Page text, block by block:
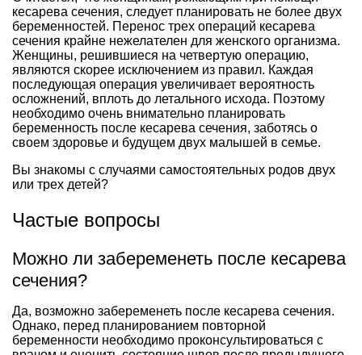
кесарева сечения, следует планировать не более двух
беременностей. Перенос трех операций кесарева
сечения крайне нежелателен для женского организма.
Женщины, решившиеся на четвертую операцию,
являются скорее исключением из правил. Каждая
последующая операция увеличивает вероятность
осложнений, вплоть до летального исхода. Поэтому
необходимо очень внимательно планировать
беременность после кесарева сечения, заботясь о
своем здоровье и будущем двух малышей в семье.
Вы знакомы с случаями самостоятельных родов двух
или трех детей?
Частые вопросы
Можно ли забеременеть после кесарева
сечения?
Да, возможно забеременеть после кесарева сечения.
Однако, перед планированием повторной
беременности необходимо проконсультироваться с